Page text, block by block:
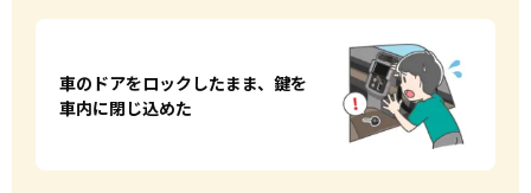
車のドアをロックしたまま、 鍵を
車内に閉じ込めた